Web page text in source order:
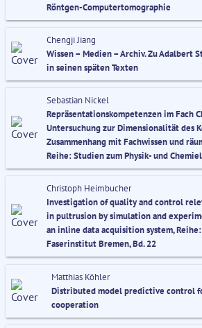
Röntgen-Computertomographie
Chengji Jiang
Wissen – Medien – Archiv. Zu Adalbert
in seinen späten Texten
Sebastian Nickel
Repräsentationskompetenzen im Fach
Untersuchung zur Dimensionalität des
Zusammenhang mit Fachwissen und
Reihe: Studien zum Physik- und
Christoph Heimbucher
Investigation of quality and control
in pultrusion by simulation and
an inline data acquisition system,
Faserinstitut Bremen, Bd. 22
Matthias Köhler
Distributed model predictive control
cooperation